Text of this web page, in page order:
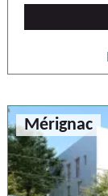
Mérignac